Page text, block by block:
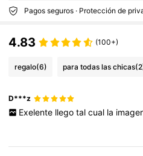
Pagos seguros · Protección de
4.83 (100+)
regalo(6) para todas las chicas
D***z
Exelente llego tal cual la